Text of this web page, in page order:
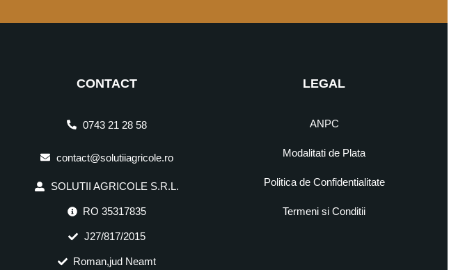
CONTACT
0743 21 28 58
contact@solutiiagricole.ro
SOLUTII AGRICOLE S.R.L.
RO 35317835
J27/817/2015
Roman,jud Neamt
LEGAL
ANPC
Modalitati de Plata
Politica de Confidentialitate
Termeni si Conditii